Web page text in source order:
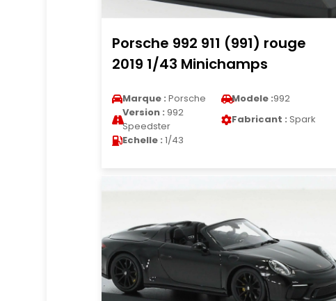
Porsche 992 911 (991) rouge
2019 1/43 Minichamps
Marque : Porsche Modele :992
Version : 992
Speedster
Fabricant : Spark
Echelle : 1/43